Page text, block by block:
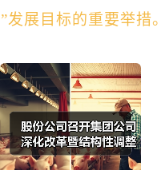
”发展目标的重要举措。